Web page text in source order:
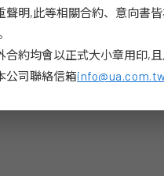
聲明,此等相關合約、意向書
合約均會以正式大小章用印,
公司聯絡信箱